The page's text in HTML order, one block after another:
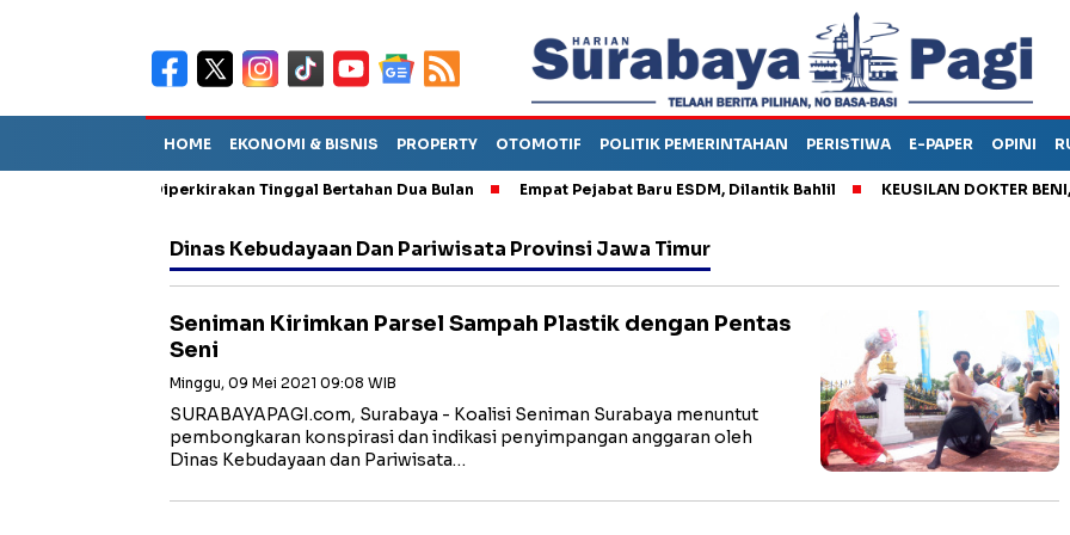
HOME EKONOMI & BISNIS PROPERTY OTOMOTIF POLITIK PEMERINTAHAN PERISTIWA E-PAPER OPINI
Sebut TPA Diperkirakan Tinggal Bertahan Dua Bulan Empat Pejabat Baru ESDM, Dilantik Bahlil KEUSILAN DOKTER BENI,
Dinas Kebudayaan Dan Pariwisata Provinsi Jawa Timur
Seniman Kirimkan Parsel Sampah Plastik dengan Pentas
Seni
Minggu, 09 Mei 2021 09:08 WIB
SURABAYAPAGI.com, Surabaya - Koalisi Seniman Surabaya menuntut
pembongkaran konspirasi dan indikasi penyimpangan anggaran oleh
Dinas Kebudayaan dan Pariwisata…